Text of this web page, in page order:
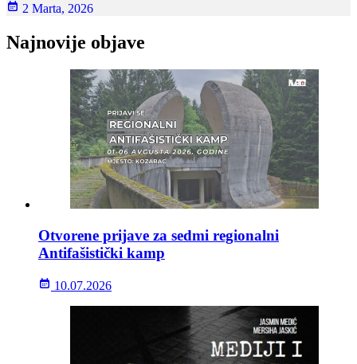
2 Marta, 2026
Najnovije objave
Otvorene prijave za sedmi regionalni
Antifašistički kamp
10.07.2026